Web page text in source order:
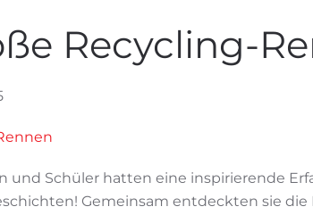
Recycling-
und Schüler hatten eine inspirierende
Gemeinsam entdeckten sie